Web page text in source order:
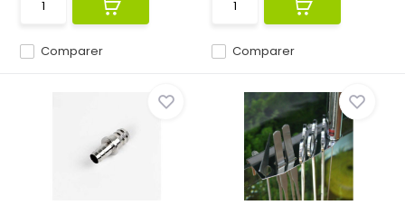
Comparer Comparer